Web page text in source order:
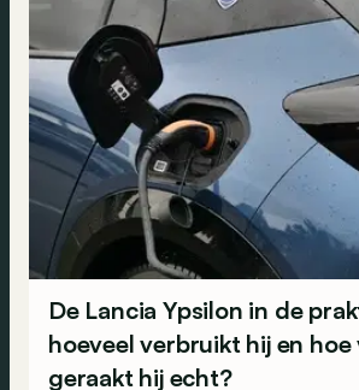
De Lancia Ypsilon in de
hoeveel verbruikt hij en hoe
geraakt hij echt?